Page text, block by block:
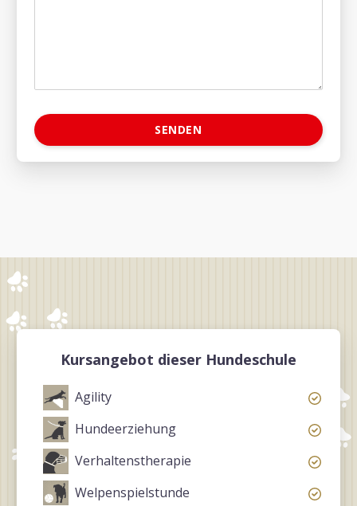
Kursangebot dieser Hundeschule
Agility
Hundeerziehung
Verhaltenstherapie
Welpenspielstunde